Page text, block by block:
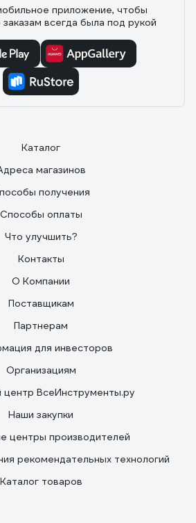
приложение, чтобы
всегда была под рукой
Каталог
магазинов
получения
Способы оплаты
Что улучшить?
Контакты
О Компании
Поставщикам
Партнерам
для инвесторов
Организациям
центр ВсеИнструменты.ру
Наши закупки
центры производителей
рекомендательных технологий
Каталог товаров